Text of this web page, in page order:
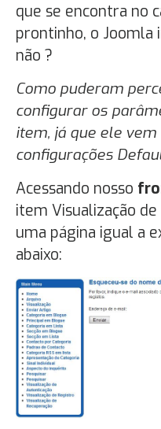
que se encontra no
prontinho, o Joomla
não ?
Como puderam
configurar os
item, já que ele
configurações
Acessando nosso
item Visualização
uma página igual a
abaixo: